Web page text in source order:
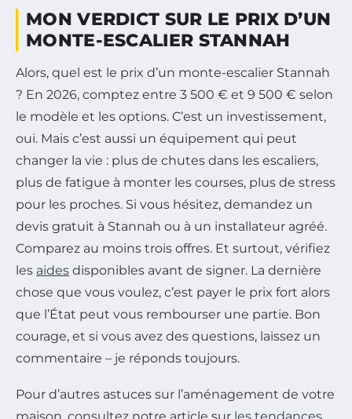
MON VERDICT SUR LE PRIX D’UN
MONTE-ESCALIER STANNAH
Alors, quel est le prix d’un monte-escalier Stannah
? En 2026, comptez entre 3 500 € et 9 500 € selon
le modèle et les options. C’est un investissement,
oui. Mais c’est aussi un équipement qui peut
changer la vie : plus de chutes dans les escaliers,
plus de fatigue à monter les courses, plus de stress
pour les proches. Si vous hésitez, demandez un
devis gratuit à Stannah ou à un installateur agréé.
Comparez au moins trois offres. Et surtout, vérifiez
les aides disponibles avant de signer. La dernière
chose que vous voulez, c’est payer le prix fort alors
que l’État peut vous rembourser une partie. Bon
courage, et si vous avez des questions, laissez un
commentaire – je réponds toujours.
Pour d’autres astuces sur l’aménagement de votre